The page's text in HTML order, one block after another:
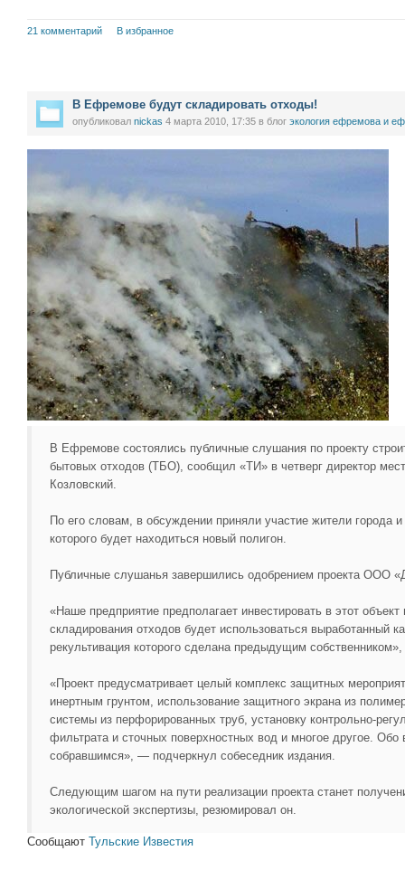
21 комментарий В избранное
В Ефремове будут складировать отходы!
опубликовал nickas 4 марта 2010, 17:35 в блог экология ефремова и
В Ефремове состоялись публичные слушания по проекту
бытовых отходов (ТБО), сообщил «ТИ» в четверг директор
Козловский.
По его словам, в обсуждении приняли участие жители города
которого будет находиться новый полигон.
Публичные слушанья завершились одобрением проекта ООО
«Наше предприятие предполагает инвестировать в этот
складирования отходов будет использоваться выработанный
рекультивация которого сделана предыдущим
«Проект предусматривает целый комплекс защитных
инертным грунтом, использование защитного экрана из
системы из перфорированных труб, установку контрольно-
фильтрата и сточных поверхностных вод и многое другое.
собравшимся», — подчеркнул собеседник издания.
Следующим шагом на пути реализации проекта станет
экологической экспертизы, резюмировал он.
Сообщают Тульские Известия